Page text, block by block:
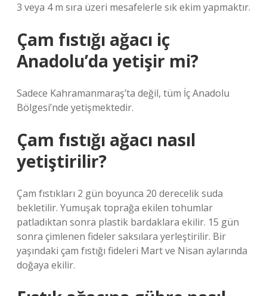
3 veya 4 m sıra üzeri mesafelerle sık ekim yapmaktır.
Çam fıstığı ağacı iç
Anadolu’da yetişir mi?
Sadece Kahramanmaraş’ta değil, tüm İç Anadolu
Bölgesi’nde yetişmektedir.
Çam fıstığı ağacı nasıl
yetiştirilir?
Çam fıstıkları 2 gün boyunca 20 derecelik suda
bekletilir. Yumuşak toprağa ekilen tohumlar
patladıktan sonra plastik bardaklara ekilir. 15 gün
sonra çimlenen fideler saksılara yerleştirilir. Bir
yaşındaki çam fıstığı fideleri Mart ve Nisan aylarında
doğaya ekilir.